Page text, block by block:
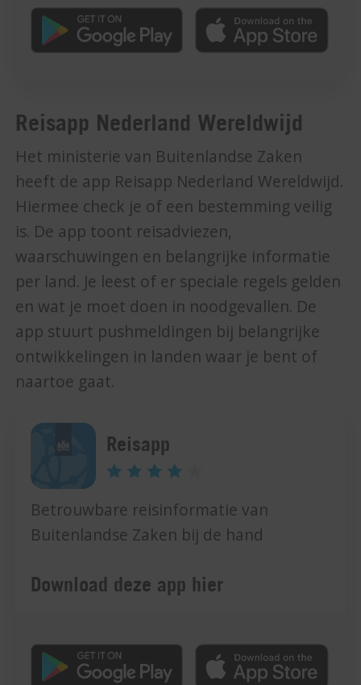
Reisapp Nederland Wereldwijd
Het ministerie van Buitenlandse Zaken
heeft de app Reisapp Nederland Wereldwijd.
Hiermee check je of een bestemming veilig
is. De app toont reisadviezen,
waarschuwingen en belangrijke informatie
per land. Je leest of er speciale regels gelden
en wat je moet doen in noodgevallen. De
app stuurt pushmeldingen bij belangrijke
ontwikkelingen in landen waar je bent of
naartoe gaat.
Reisapp
Betrouwbare reisinformatie van
Buitenlandse Zaken bij de hand
Download deze app hier